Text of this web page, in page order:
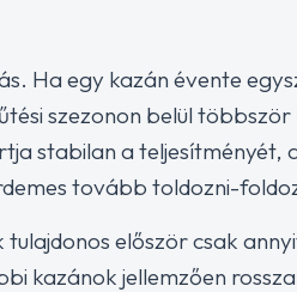
Ha egy kazán évente
szezonon belül
stabilan a teljesítményét,
tovább toldozni-
először csak
kazánok jellemzően